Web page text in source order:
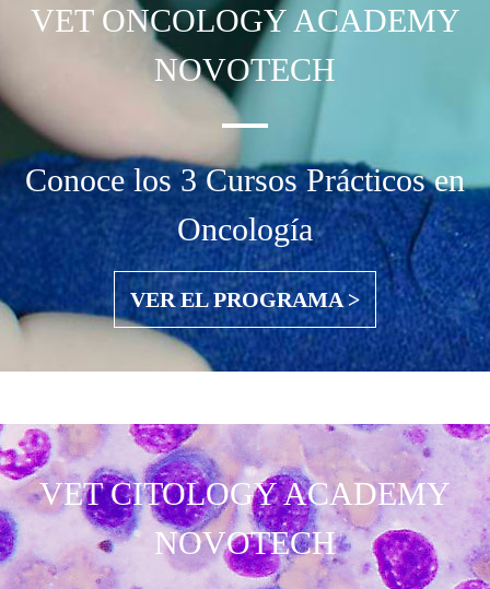
VET ONCOLOGYACADEMY
NOVOTECH
Conoce los 3 Cursos Prácticos en
Oncología
VER EL PROGRAMA >
VET CITOLOGYACADEMY
NOVOTECH